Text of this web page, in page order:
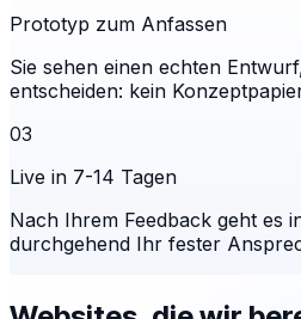
Prototyp zum Anfassen
Sie sehen einen echten
entscheiden: kein
03
Live in 7-14 Tagen
Nach Ihrem Feedback geht es
durchgehend Ihr fester